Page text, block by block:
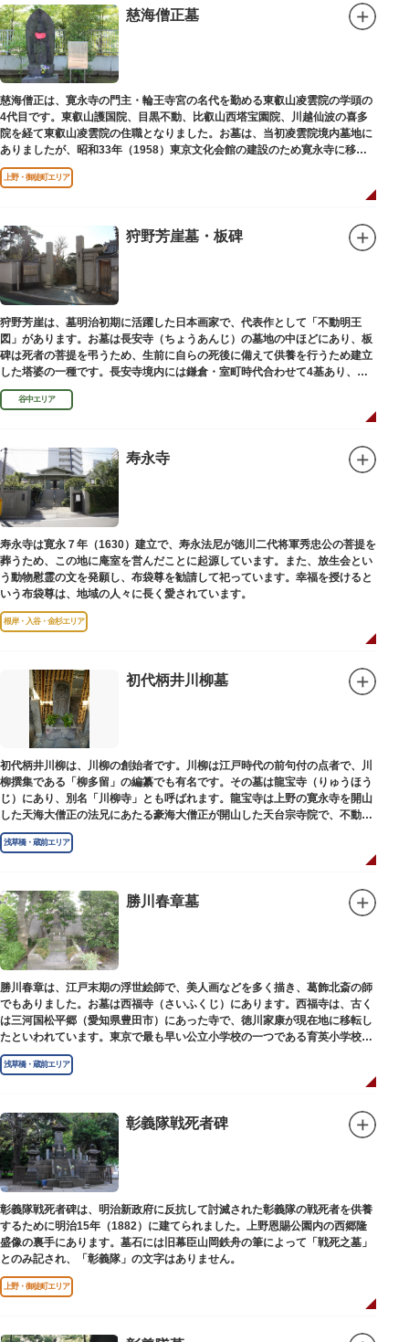
慈海僧正墓
慈海僧正は、寛永寺の門主・輪王寺宮の名代を勤める東叡山凌雲院の学頭の
4代目です。東叡山護国院、目黒不動、比叡山西塔宝園院、川越仙波の喜多
院を経て東叡山凌雲院の住職となりました。お墓は、当初凌雲院境内墓地に
ありましたが、昭和33年（1958）東京文化会館の建設のため寛永寺に移築
されました。
上野・御徒町エリア
狩野芳崖墓・板碑
狩野芳崖は、墓明治初期に活躍した日本画家で、代表作として「不動明王
図」があります。お墓は長安寺（ちょうあんじ）の墓地の中ほどにあり、板
碑は死者の菩提を弔うため、生前に自らの死後に備えて供養を行うため建立
した塔婆の一種です。長安寺境内には鎌倉・室町時代合わせて4基あり、
「長安寺板碑」として台東区の有形文化財に指定されています。
谷中エリア
寿永寺
寿永寺は寛永７年（1630）建立で、寿永法尼が徳川二代将軍秀忠公の菩提を
葬うため、この地に庵室を営んだことに起源しています。また、放生会とい
う動物慰霊の文を発願し、布袋尊を勧請して祀っています。幸福を授けると
いう布袋尊は、地域の人々に長く愛されています。
根岸・入谷・金杉エリア
初代柄井川柳墓
初代柄井川柳は、川柳の創始者です。川柳は江戸時代の前句付の点者で、川
柳撰集である「柳多留」の編纂でも有名です。その墓は龍宝寺（りゅうほう
じ）にあり、別名「川柳寺」とも呼ばれます。龍宝寺は上野の寛永寺を開山
した天海大僧正の法兄にあたる豪海大僧正が開山した天台宗寺院で、不動明
王の梵字を刻んだ板碑が境内に残っています。
浅草橋・蔵前エリア
勝川春章墓
勝川春章は、江戸末期の浮世絵師で、美人画などを多く描き、葛飾北斎の師
でもありました。お墓は西福寺（さいふくじ）にあります。西福寺は、古く
は三河国松平郷（愛知県豊田市）にあった寺で、徳川家康が現在地に移転し
たといわれています。東京で最も早い公立小学校の一つである育英小学校の
発祥の地としても知られています。
浅草橋・蔵前エリア
彰義隊戦死者碑
彰義隊戦死者碑は、明治新政府に反抗して討滅された彰義隊の戦死者を供養
するために明治15年（1882）に建てられました。上野恩賜公園内の西郷隆
盛像の裏手にあります。墓石には旧幕臣山岡鉄舟の筆によって「戦死之墓」
とのみ記され、「彰義隊」の文字はありません。
上野・御徒町エリア